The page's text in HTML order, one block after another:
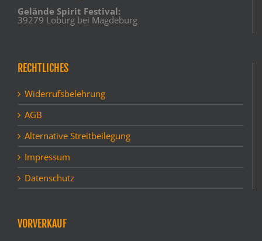
Gelände Spirit Festival:
39279 Loburg bei Magdeburg
RECHTLICHES
Widerrufsbelehrung
AGB
Alternative Streitbeilegung
Impressum
Datenschutz
VORVERKAUF